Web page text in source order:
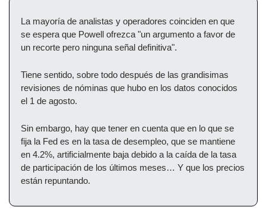
La mayoría de analistas y operadores coinciden en que
se espera que Powell ofrezca "un argumento a favor de
un recorte pero ninguna señal definitiva".
Tiene sentido, sobre todo después de las grandisimas
revisiones de nóminas que hubo en los datos conocidos
el 1 de agosto.
Sin embargo, hay que tener en cuenta que en lo que se
fija la Fed es en la tasa de desempleo, que se mantiene
en 4.2%, artificialmente baja debido a la caída de la tasa
de participación de los últimos meses… Y que los precios
están repuntando.